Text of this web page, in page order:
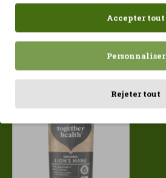
Récemment consulté
Accepter tout
Personnaliser
Rejeter tout